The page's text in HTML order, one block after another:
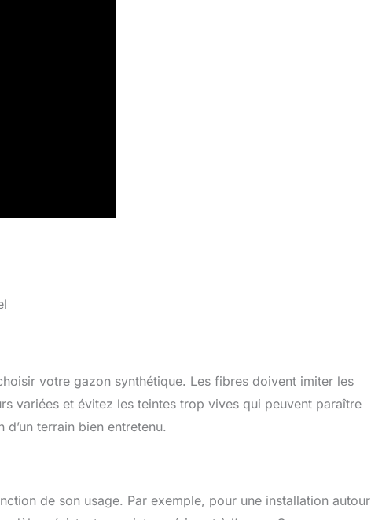
votre gazon synthétique. Les fibres doivent imiter les
variées et évitez les teintes trop vives qui peuvent paraître
terrain bien entretenu.
de son usage. Par exemple, pour une installation autour